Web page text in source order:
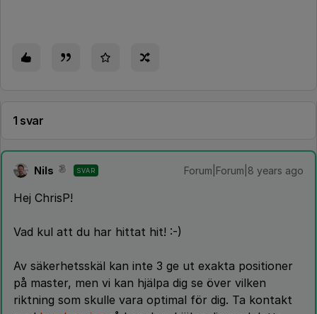
1 svar
Nils SVAR Forum|Forum|8 years ago
Hej ChrisP!
Vad kul att du har hittat hit! :-)
Av säkerhetsskäl kan inte 3 ge ut exakta positioner
på master, men vi kan hjälpa dig se över vilken
riktning som skulle vara optimal för dig. Ta kontakt